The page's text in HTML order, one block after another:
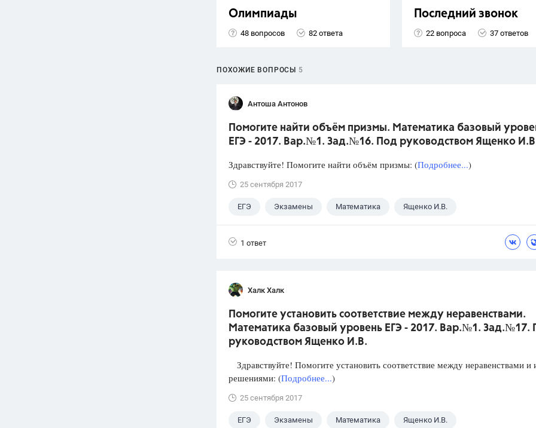
Олимпиады
48 вопросов 82 ответа
Последний звонок
22 вопроса 37 ответов
ПОХОЖИЕ ВОПРОСЫ 5
Антоша Антонов
Помогите найти объём призмы. Математика базовый
ЕГЭ - 2017. Вар.№1. Зад.№16. Под руководством Ященко
Здравствуйте! Помогите найти объём призмы: (Подробнее...)
25 сентября 2017
ЕГЭ Экзамены Математика Ященко И.В.
1 ответ
Халк Халк
Помогите установить соответствие между неравенствами.
Математика базовый уровень ЕГЭ - 2017. Вар.№1. Зад.№17.
руководством Ященко И.В.
Здравствуйте! Помогите установить соответствие между неравенствами и
решениями: (Подробнее...)
25 сентября 2017
ЕГЭ Экзамены Математика Ященко И.В.